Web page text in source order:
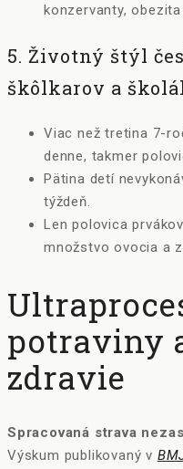
konzervanty,
5. Životný štýl
škôlkarov a
Viac než tretina 7-
denne, takmer
Pätina detí
týždeň.
Len polovica
množstvo ovocia a
potraviny
zdravie
Spracovaná strava
Výskum publikovaný v